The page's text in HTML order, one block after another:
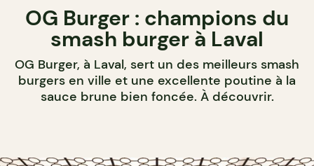
OG Burger : champions du
smash burger à Laval
OG Burger, à Laval, sert un des meilleurs smash
burgers en ville et une excellente poutine à la
sauce brune bien foncée. À découvrir.